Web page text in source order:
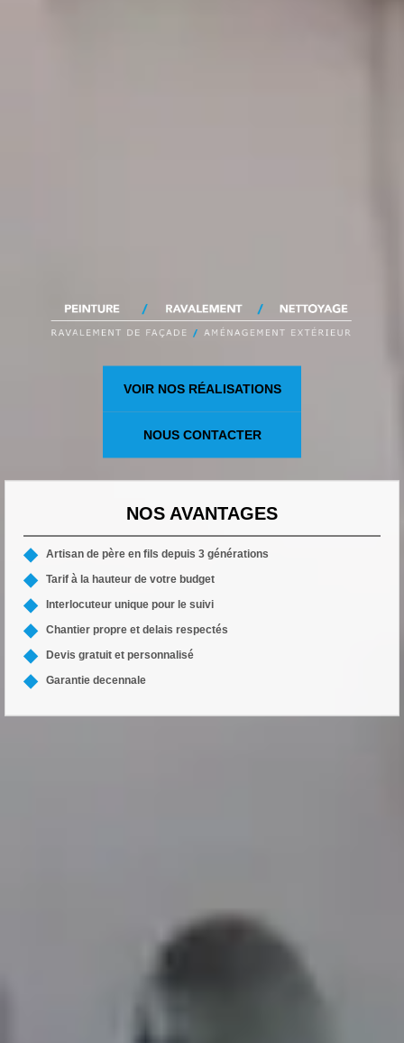
VOIR NOS RÉALISATIONS
NOUS CONTACTER
NOS AVANTAGES
Artisan de père en fils depuis 3 générations
Tarif à la hauteur de votre budget
Interlocuteur unique pour le suivi
Chantier propre et delais respectés
Devis gratuit et personnalisé
Garantie decennale